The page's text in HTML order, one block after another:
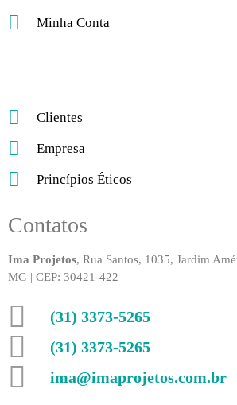
Minha Conta
Clientes
Empresa
Princípios Éticos
Contatos
Ima Projetos, Rua Santos, 1035, Jardim
MG | CEP: 30421-422
(31) 3373-5265
(31) 3373-5265
ima@imaprojetos.com.br